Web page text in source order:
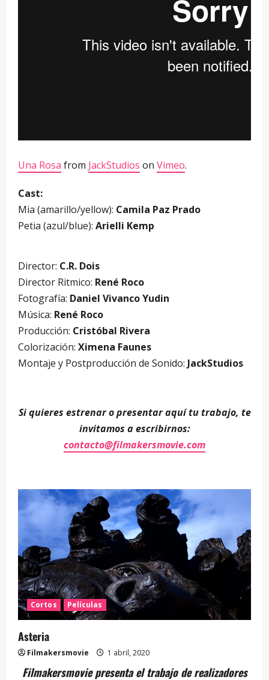
Una Rosa from JackStudios on Vimeo.
Cast:
Mia (amarillo/yellow): Camila Paz Prado
Petia (azul/blue): Arielli Kemp
Director: C.R. Dois
Director Ritmico: René Roco
Fotografía: Daniel Vivanco Yudin
Música: René Roco
Producción: Cristóbal Rivera
Colorización: Ximena Faunes
Montaje y Postproducción de Sonido: JackStudios
Si quieres estrenar o presentar aquí tu trabajo, te
invitamos a escribirnos:
contacto@filmakersmovie.com
Cortos Películas
Asteria
Filmakersmovie 1 abril, 2020
Filmakersmovie presenta el trabajo de realizadores